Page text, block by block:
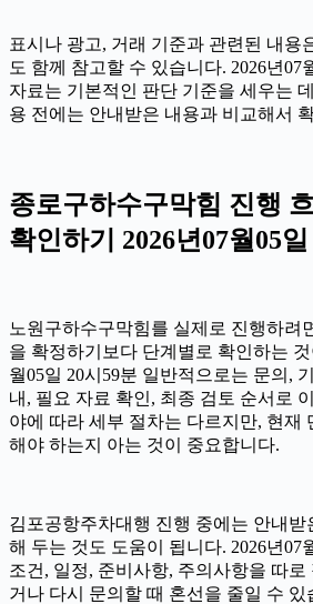
표시나 광고, 거래 기준과 관련된 내용
도 함께 참고할 수 있습니다. 2026년07
자료는 기본적인 판단 기준을 세우는
용 전에는 안내받은 내용과 비교해서
종로구하수구막힘 진행
확인하기 2026년07월05
노원구하수구막힘를 실제로 진행하려
을 확정하기보다 단계별로 확인하는
월05일 20시59분 일반적으로는 문의,
내, 필요 자료 확인, 최종 검토 순서로
야에 따라 세부 절차는 다르지만, 현재
해야 하는지 아는 것이 중요합니다.
김포공항주차대행 진행 중에는 안내받
해 두는 것도 도움이 됩니다. 2026년07
조건, 일정, 준비사항, 주의사항을 따
거나 다시 문의할 때 혼선을 줄일 수